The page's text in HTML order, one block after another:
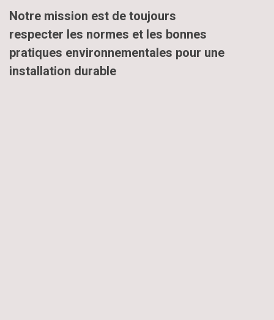
Notre mission est de toujours
respecter les normes et les bonnes
pratiques environnementales pour une
installation durable